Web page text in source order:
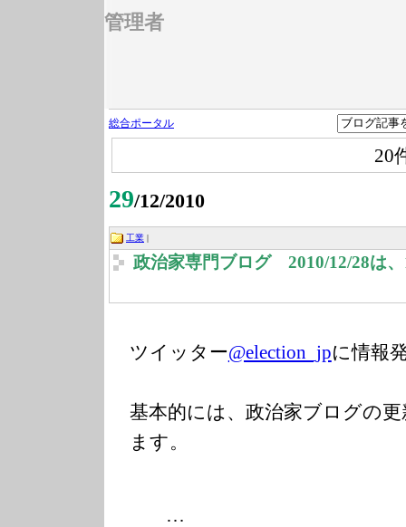
管理者
総合ポータル
20
29/12/2010
工業 |
政治家専門ブログ 2010/12/28は
ツイッター@election_jpに情報
基本的には、政治家ブログの
ます。
…